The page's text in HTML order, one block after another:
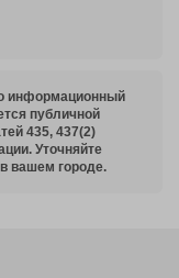
информационный
публичной
435, 437(2)
Уточняйте
вашем городе.